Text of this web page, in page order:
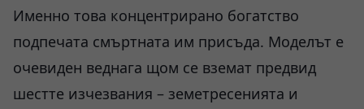
Именно това концентрирано богатство
подпечата смъртната им присъда. Моделът е
очевиден веднага щом се вземат предвид
шестте изчезвания – земетресенията и